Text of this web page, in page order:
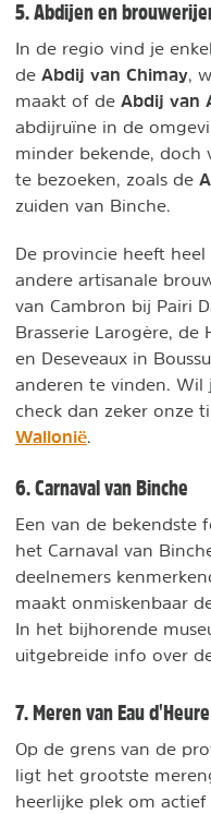
5. Abdijen en
In de regio vind je
de Abdij van Chimay,
maakt of de Abdij van
abdijruïne in de
minder bekende, doch
te bezoeken, zoals de
zuiden van Binche.
De provincie heeft
andere artisanale
van Cambron bij Pairi
Brasserie Larogère, de
en Deseveaux in
anderen te vinden. Wil
check dan zeker onze
Wallonië.
6. Carnaval van Binche
Een van de bekendste
het Carnaval van
deelnemers
maakt onmiskenbaar
In het bijhorende
uitgebreide info over
7. Meren van Eau d'Heure
Op de grens van de
ligt het grootste
heerlijke plek om